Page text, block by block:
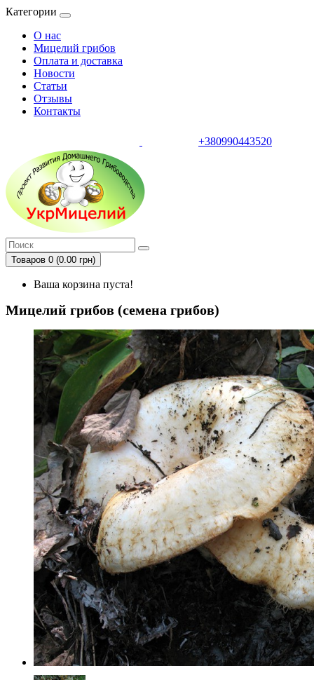
Категории
О нас
Мицелий грибов
Оплата и доставка
Новости
Статьи
Отзывы
Контакты
+380990443520
Товаров 0 (0.00 грн)
Ваша корзина пуста!
Мицелий грибов (семена грибов)